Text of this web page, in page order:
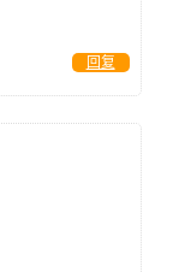
回复